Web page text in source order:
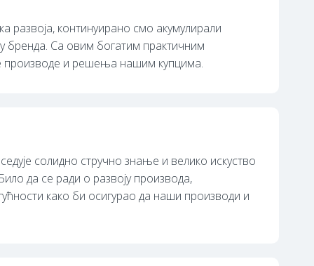
развоја, континуирано смо акумулирали
бренда. Са овим богатим практичним
производе и решења нашим купцима.
солидно стручно знање и велико искуство
да се ради о развоју производа,
како би осигурао да наши производи и